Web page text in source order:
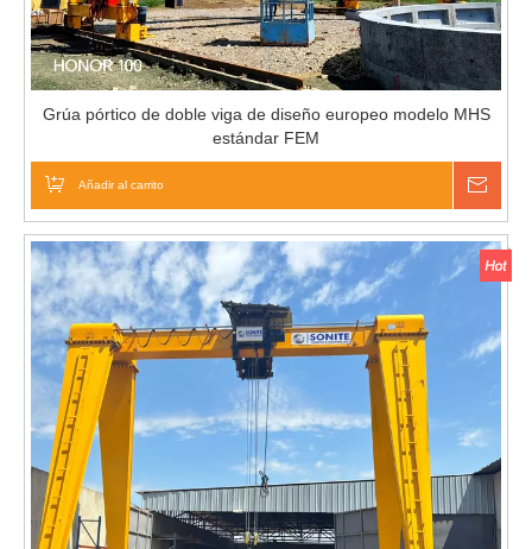
Grúa pórtico de doble viga de diseño europeo modelo MHS
estándar FEM
Añadir al carrito